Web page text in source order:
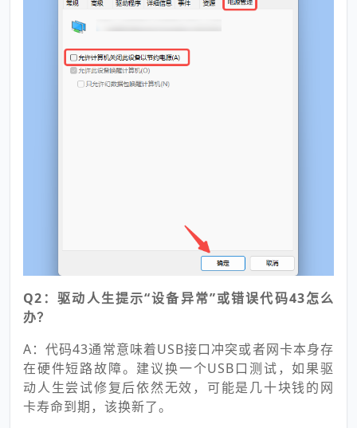
Q2：驱动人生提示“设备异常”或错误代码43怎么
办？
A：代码43通常意味着USB接口冲突或者网卡本身存
在硬件短路故障。建议换一个USB口测试，如果驱
动人生尝试修复后依然无效，可能是几十块钱的网
卡寿命到期，该换新了。